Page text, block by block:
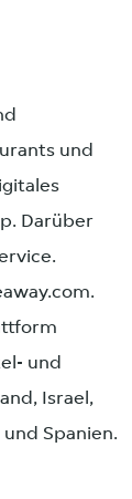
und
Darüber
und
Israel,
Spanien.